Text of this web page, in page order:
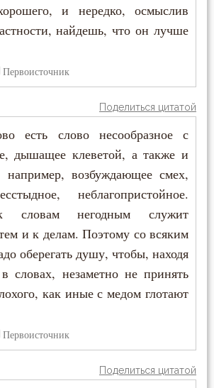
(Литовкин)
и нередко, осмыслив
найдешь, что он лучше
Первоисточник
Поделиться цитатой
есть слово несообразное с
дышащее клеветой, а также и
например, возбуждающее смех,
неблагопристойное.
словам негодным служит
и к делам. Поэтому со всяким
оберегать душу, чтобы, находя
в словах, незаметно не принять
как иные с медом глотают
Первоисточник
Поделиться цитатой